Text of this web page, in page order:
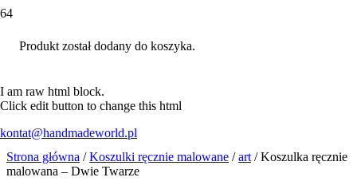
Produkt został dodany do koszyka.
I am raw html block.
Click edit button to change this html
kontat@handmadeworld.pl
Strona główna /Koszulki ręcznie malowane /art / Koszulka ręcznie
malowana – Dwie Twarze